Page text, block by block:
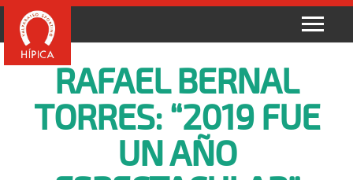
RAFAEL BERNAL
TORRES: “2019 FUE
UN AÑO